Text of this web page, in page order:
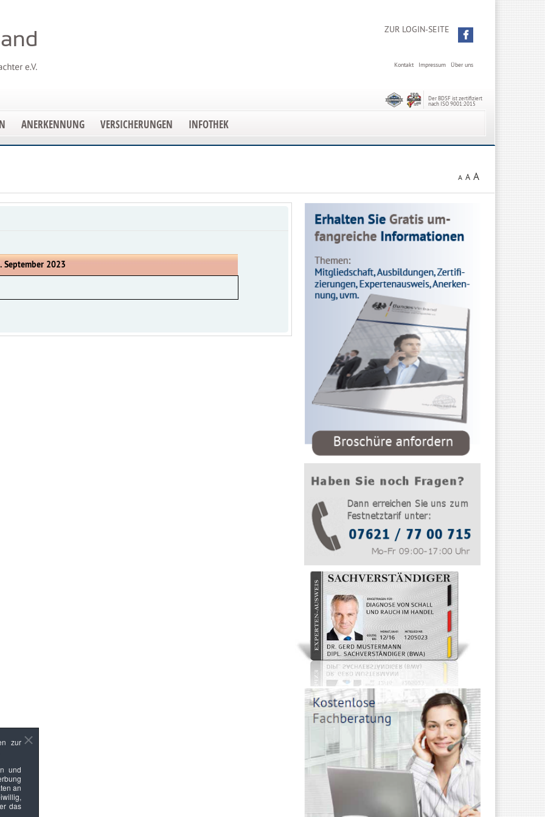
ZUR LOGIN-SEITE
Über uns
Impressum
Kontakt
Der BDSF ist zertifiziert
nach ISO 9001:2015
ANERKENNUNG VERSICHERUNGEN INFOTHEK
A A A
September 2023
zur
und
an
das